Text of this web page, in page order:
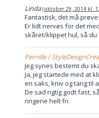
Linda oktober 29, 2014 kl.
Fantastisk, det må
Er lidt nervøs for det
skåret/klippet hul, så du
Pernille /
Jeg synes bestemt du
Ja, jeg startede med at
en saks, kniv og tang
De sad rigtig godt fast,
ringene helt fri.